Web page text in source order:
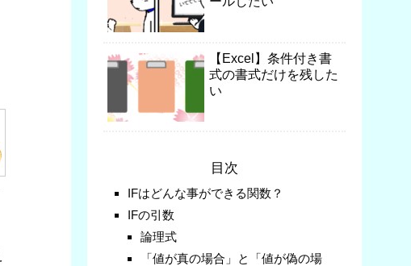
【Excel】条件付き書
式の書式だけを残した
い
目次
IFはどんな事ができる関数？
IFの引数
論理式
「値が真の場合」と「値が偽の場